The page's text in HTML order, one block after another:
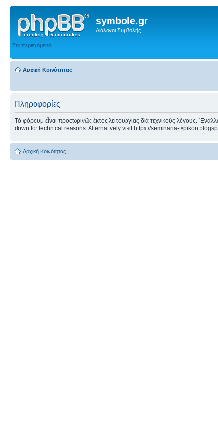
symbole.gr
Διάλογοι Συμβολῆς
Στο περιεχόμενο
Αρχική Κοινότητας
Πληροφορίες
Τὸ φόρουμ εἶναι προσωρινῶς ἐκτὸς λειτουργίας διὰ τεχνικοὺς λόγους.
down for technical reasons. Alternatively visit https://seminaria-
Αρχική Κοινότητας